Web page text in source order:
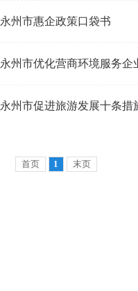
永州市惠企政策口袋书
永州市优化营商环境服务企
永州市促进旅游发展十条措
首页 1 末页